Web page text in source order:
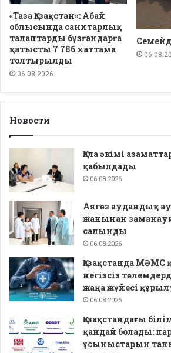
«Таза Қазақстан»: Абай
облысында санитарлық
талаптарды бұзғандарға
қатысты 7 786 хаттама
толтырылды
06.08.2026
Новости
Қала әкімі
қабылдады
06.08.2026
Аягөз аудандық
жанынан
салынды
06.08.2026
Қазақстанда МӘМС
негізсіз
жаңа жүйесі
06.08.2026
Қазақстандағы
қандай болады:
ұсыныстарын